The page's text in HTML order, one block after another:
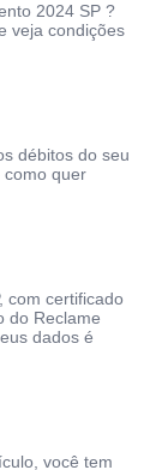
2024 SP ?
veja condições
débitos do seu
como quer
com certificado
do Reclame
dados é
você tem